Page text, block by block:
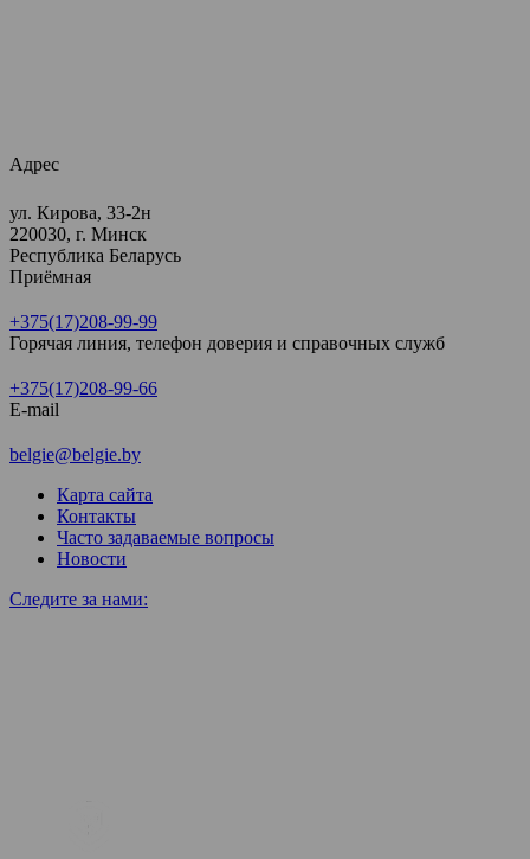
Адрес
ул. Кирова, 33-2н
220030, г. Минск
Республика Беларусь
Приёмная
+375(17)208-99-99
Горячая линия, телефон доверия и справочных служб
+375(17)208-99-66
E-mail
belgie@belgie.by
Карта сайта
Контакты
Часто задаваемые вопросы
Новости
Следите за нами: